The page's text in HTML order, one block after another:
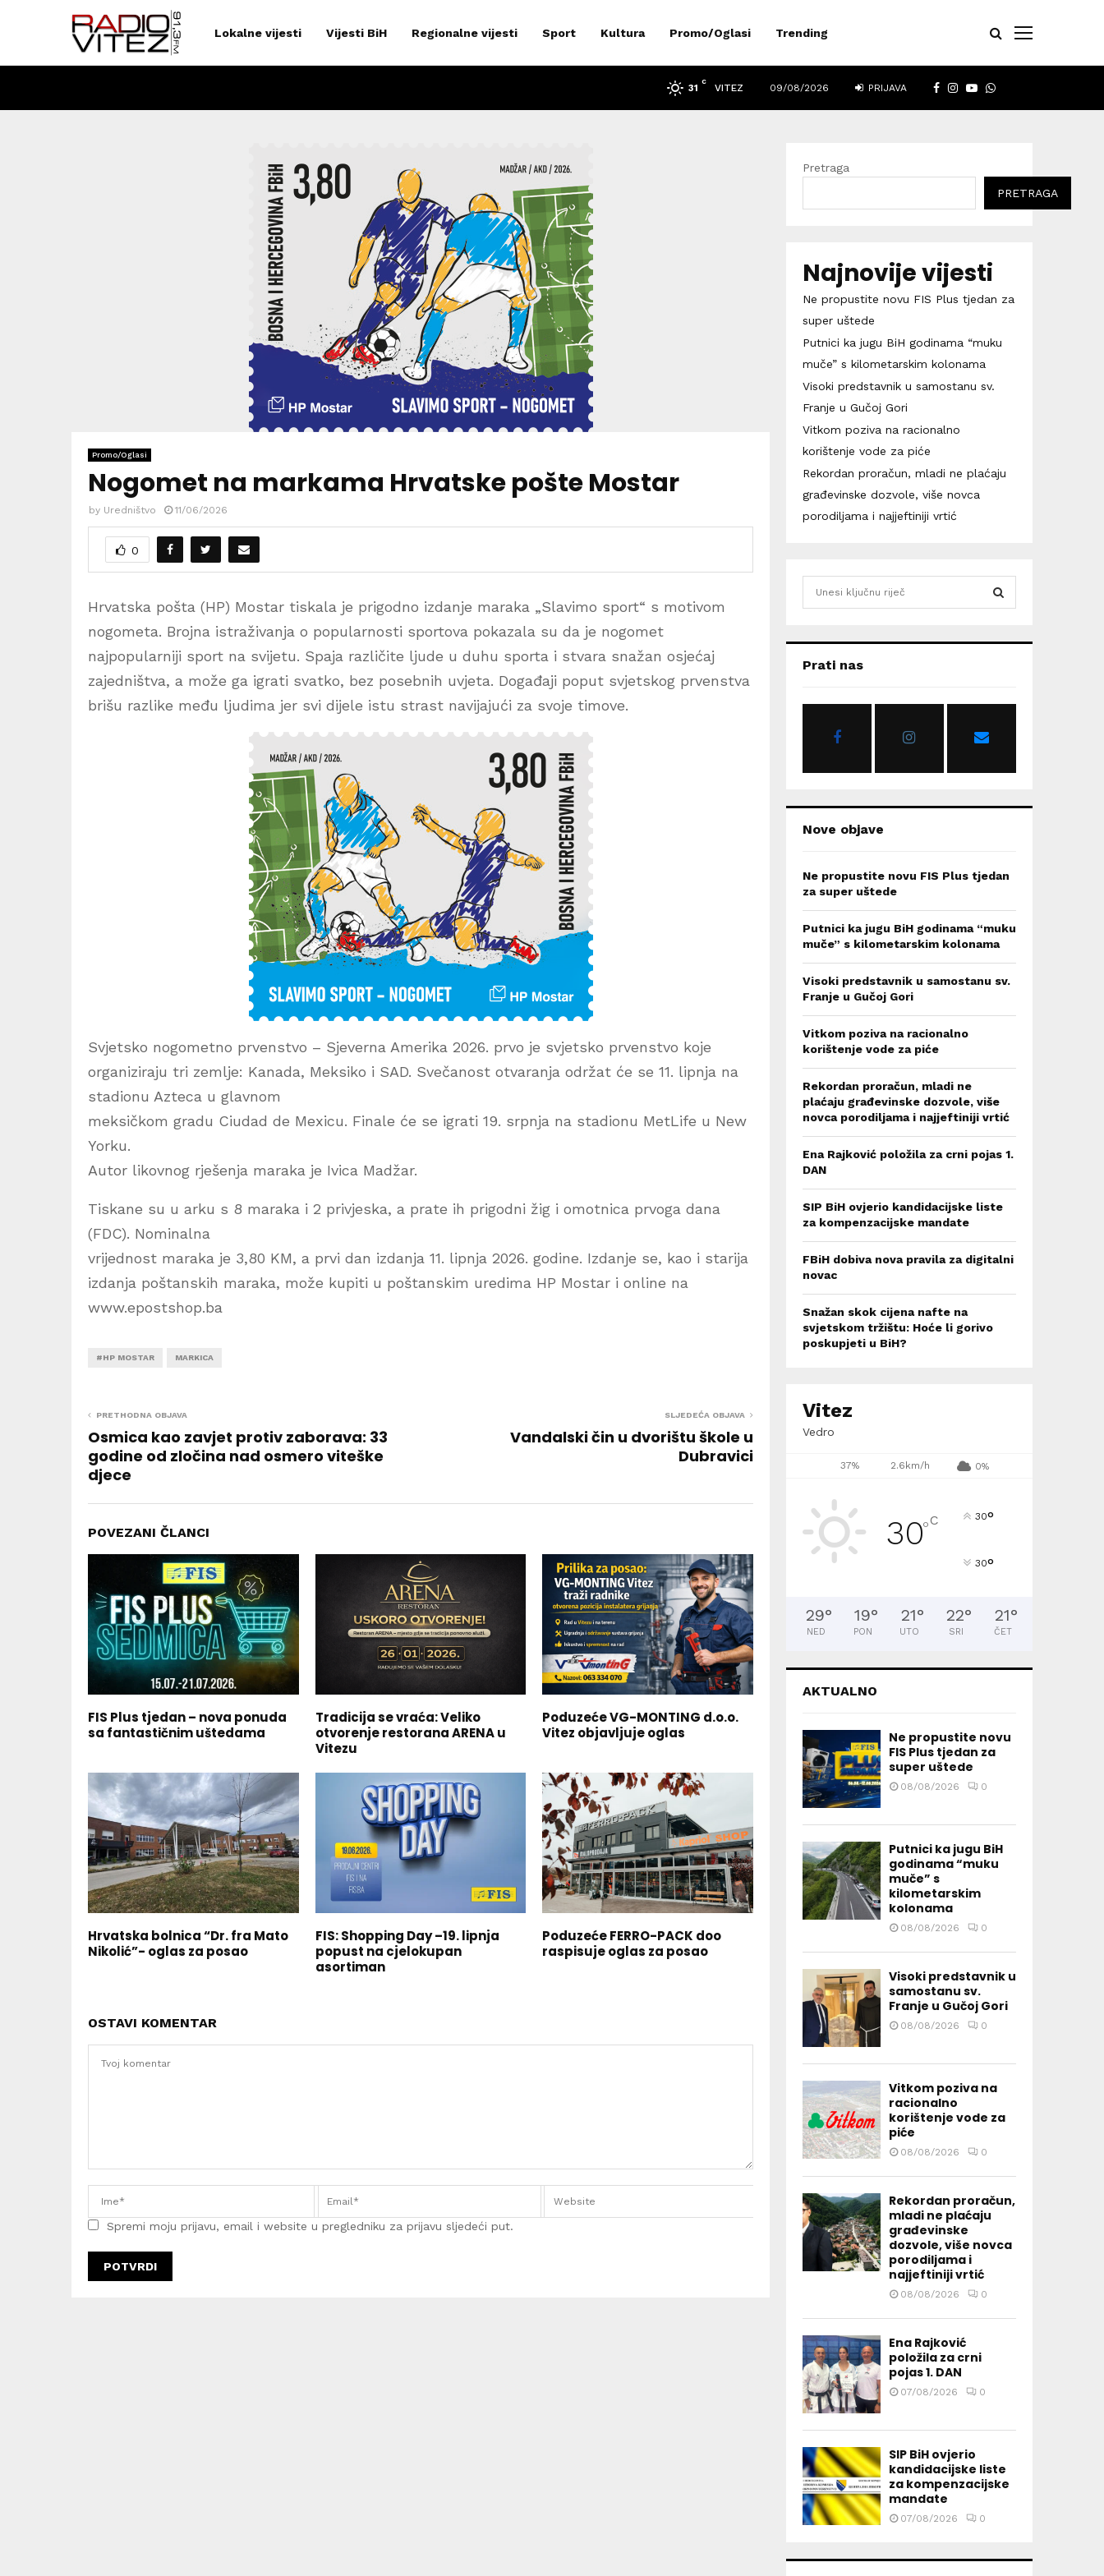
Lokalne vijesti Vijesti BiH Regionalne vijesti Sport Kultura Promo/Oglasi Trending
FACEBOOK
INSTAGRAM
YOUTUBE
WHATSAPP
31
C
VITEZ 09/08/2026 PRIJAVA
Promo/Oglasi
Nogomet na markama Hrvatske pošte Mostar
by Uredništvo 11/06/2026
0
Hrvatska pošta (HP) Mostar tiskala je prigodno izdanje maraka „Slavimo sport“ s motivom
nogometa. Brojna istraživanja o popularnosti sportova pokazala su da je nogomet
najpopularniji sport na svijetu. Spaja različite ljude u duhu sporta i stvara snažan osjećaj
zajedništva, a može ga igrati svatko, bez posebnih uvjeta. Događaji poput svjetskog prvenstva
brišu razlike među ljudima jer svi dijele istu strast navijajući za svoje timove.
Svjetsko nogometno prvenstvo – Sjeverna Amerika 2026. prvo je svjetsko prvenstvo koje
organiziraju tri zemlje: Kanada, Meksiko i SAD. Svečanost otvaranja održat će se 11. lipnja na
stadionu Azteca u glavnom
meksičkom gradu Ciudad de Mexicu. Finale će se igrati 19. srpnja na stadionu MetLife u New
Yorku.
Autor likovnog rješenja maraka je Ivica Madžar.
Tiskane su u arku s 8 maraka i 2 privjeska, a prate ih prigodni žig i omotnica prvoga dana
(FDC). Nominalna
vrijednost maraka je 3,80 KM, a prvi dan izdanja 11. lipnja 2026. godine. Izdanje se, kao i starija
izdanja poštanskih maraka, može kupiti u poštanskim uredima HP Mostar i online na
www.epostshop.ba
#HP MOSTAR MARKICA
PRETHODNA OBJAVA
Osmica kao zavjet protiv zaborava: 33
godine od zločina nad osmero viteške
djece
SLJEDEĆA OBJAVA
Vandalski čin u dvorištu škole u
Dubravici
POVEZANI ČLANCI
FIS Plus tjedan – nova ponuda
sa fantastičnim uštedama
Tradicija se vraća: Veliko
otvorenje restorana ARENA u
Vitezu
Poduzeće VG-MONTING d.o.o.
Vitez objavljuje oglas
Hrvatska bolnica “Dr. fra Mato
Nikolić”- oglas za posao
FIS: Shopping Day –19. lipnja
popust na cjelokupan
asortiman
Poduzeće FERRO-PACK doo
raspisuje oglas za posao
OSTAVI KOMENTAR
Spremi moju prijavu, email i website u pregledniku za prijavu sljedeći put.
Pretraga
PRETRAGA
Najnovije vijesti
Ne propustite novu FIS Plus tjedan za
super uštede
Putnici ka jugu BiH godinama “muku
muče” s kilometarskim kolonama
Visoki predstavnik u samostanu sv.
Franje u Gučoj Gori
Vitkom poziva na racionalno
korištenje vode za piće
Rekordan proračun, mladi ne plaćaju
građevinske dozvole, više novca
porodiljama i najjeftiniji vrtić
h
o
Prati nas
Nove objave
Ne propustite novu FIS Plus tjedan
za super uštede
Putnici ka jugu BiH godinama “muku
muče” s kilometarskim kolonama
Visoki predstavnik u samostanu sv.
Franje u Gučoj Gori
Vitkom poziva na racionalno
korištenje vode za piće
Rekordan proračun, mladi ne
plaćaju građevinske dozvole, više
novca porodiljama i najjeftiniji vrtić
Ena Rajković položila za crni pojas 1.
DAN
SIP BiH ovjerio kandidacijske liste
za kompenzacijske mandate
FBiH dobiva nova pravila za digitalni
novac
Snažan skok cijena nafte na
svjetskom tržištu: Hoće li gorivo
poskupjeti u BiH?
Vitez
Vedro
37% 2.6km/h 0%
30°C 30°
30°
29°
NED
19°
PON
21°
UTO
22°
SRI
21°
ČET
AKTUALNO
Ne propustite novu
FIS Plus tjedan za
super uštede
08/08/2026 0
Putnici ka jugu BiH
godinama “muku
muče” s
kilometarskim
kolonama
08/08/2026 0
Visoki predstavnik u
samostanu sv.
Franje u Gučoj Gori
08/08/2026 0
Vitkom poziva na
racionalno
korištenje vode za
piće
08/08/2026 0
Rekordan proračun,
mladi ne plaćaju
građevinske
dozvole, više novca
porodiljama i
najjeftiniji vrtić
08/08/2026 0
Ena Rajković
položila za crni
pojas 1. DAN
07/08/2026 0
SIP BiH ovjerio
kandidacijske liste
za kompenzacijske
mandate
07/08/2026 0